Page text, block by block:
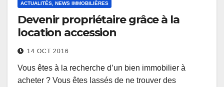
ACTUALITÉS, NEWS IMMOBILIÈRES
Devenir propriétaire grâce à la
location accession
14 OCT 2016
Vous êtes à la recherche d’un bien immobilier à
acheter ? Vous êtes lassés de ne trouver des